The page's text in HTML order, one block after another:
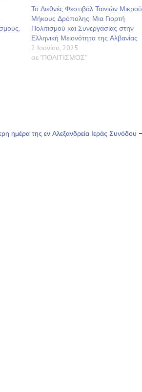
Το Διεθνές Φεστιβάλ Ταινιών Μικρού
Μήκους Δρόπολης: Μια Γιορτή
Πολιτισμού και Συνεργασίας στην
Ελληνική Μειονότητα της Αλβανίας
2 Ιουνίου, 2025
σε "ΠΟΛΙΤΙΣΜΟΣ"
ημέρα της εν Αλεξανδρεία Ιεράς Συνόδου